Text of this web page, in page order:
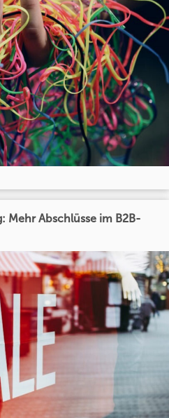
Mehr Abschlüsse im B2B-